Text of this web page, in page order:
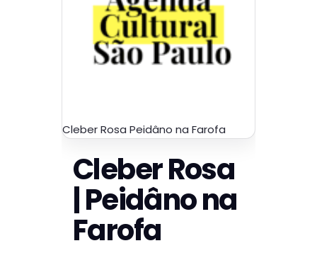
Cleber Rosa Peidâno na Farofa
Cleber Rosa
| Peidâno na
Farofa